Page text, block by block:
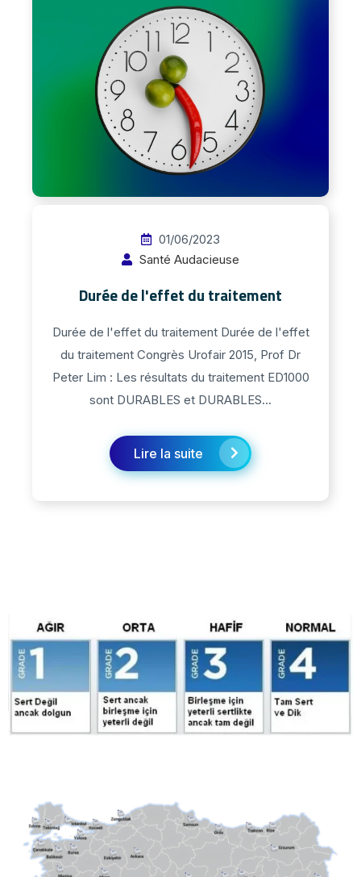
01/06/2023
Santé Audacieuse
Durée de l'effet du traitement
Durée de l'effet du traitement Durée de l'effet
du traitement Congrès Urofair 2015, Prof Dr
Peter Lim : Les résultats du traitement ED1000
sont DURABLES et DURABLES...
Lire la suite